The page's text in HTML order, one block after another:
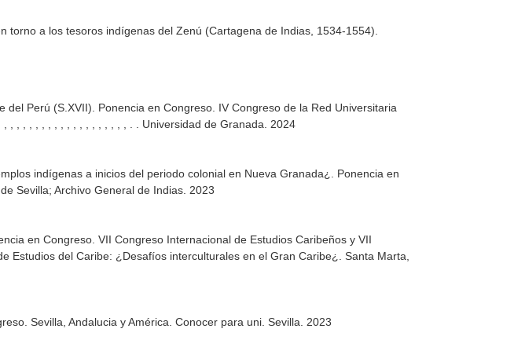
a los tesoros indígenas del Zenú (Cartagena de Indias, 1534-1554).
Perú (S.XVII). Ponencia en Congreso. IV Congreso de la Red Universitaria
, , , , , , , , , , , , , , , , , , , . . Universidad de Granada. 2024
indígenas a inicios del periodo colonial en Nueva Granada¿. Ponencia en
Sevilla; Archivo General de Indias. 2023
en Congreso. VII Congreso Internacional de Estudios Caribeños y VII
Estudios del Caribe: ¿Desafíos interculturales en el Gran Caribe¿. Santa Marta,
Sevilla, Andalucia y América. Conocer para uni. Sevilla. 2023